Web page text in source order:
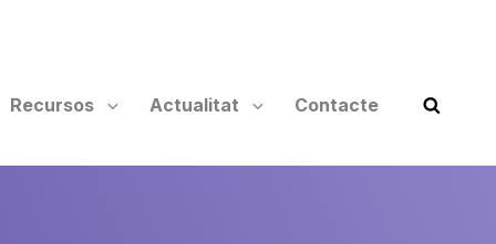
Recursos Actualitat Contacte